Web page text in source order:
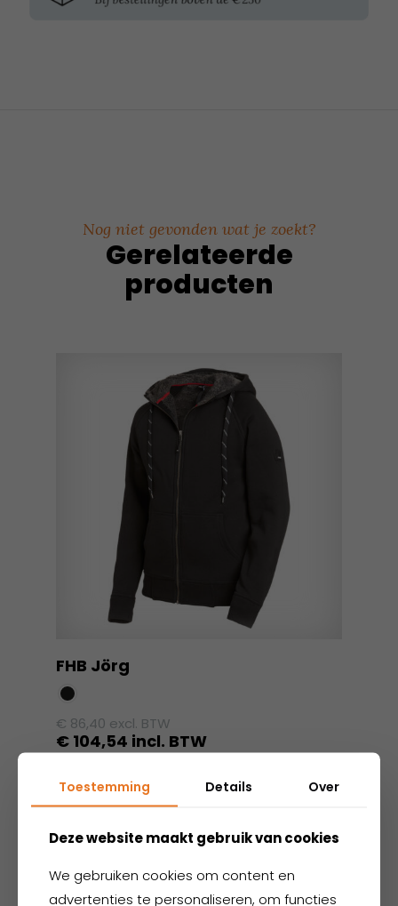
Nog niet gevonden wat je zoekt?
Gerelateerde
producten
FHB Jörg
€ 86,40 excl. BTW
€ 104,54 incl. BTW
product
heeft
meerdere
Deze
optie
Toestemming Details Over
Deze website maakt gebruik van cookies
We gebruiken cookies om content en
advertenties te personaliseren, om functies